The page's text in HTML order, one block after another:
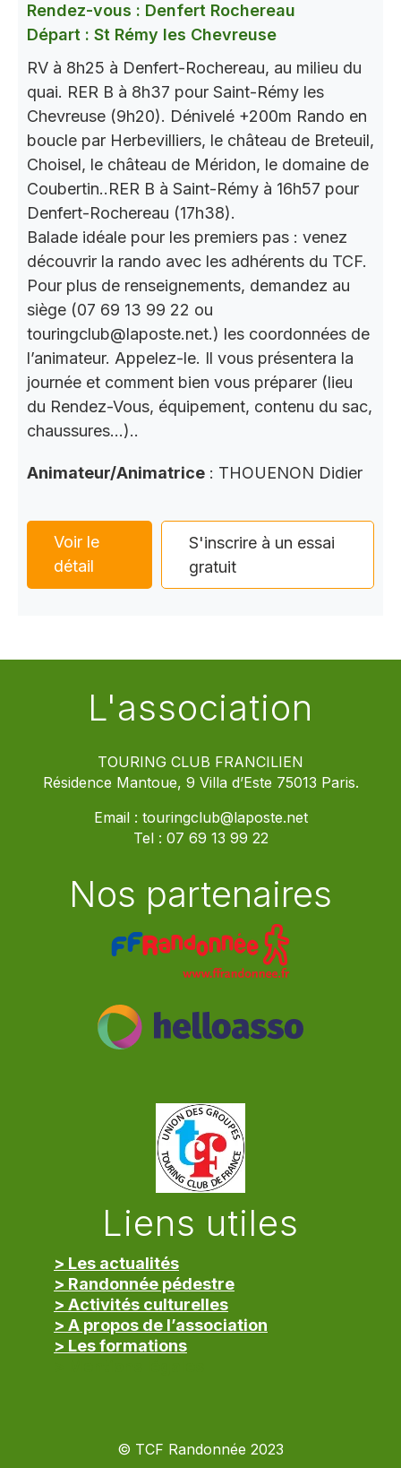
Rendez-vous : Denfert Rochereau
Départ : St Rémy les Chevreuse
RV à 8h25 à Denfert-Rochereau, au milieu du
quai. RER B à 8h37 pour Saint-Rémy les
Chevreuse (9h20). Dénivelé +200m Rando en
boucle par Herbevilliers, le château de Breteuil,
Choisel, le château de Méridon, le domaine de
Coubertin..RER B à Saint-Rémy à 16h57 pour
Denfert-Rochereau (17h38).
Balade idéale pour les premiers pas : venez
découvrir la rando avec les adhérents du TCF.
Pour plus de renseignements, demandez au
siège (07 69 13 99 22 ou
touringclub@laposte.net.) les coordonnées de
l’animateur. Appelez-le. Il vous présentera la
journée et comment bien vous préparer (lieu
du Rendez-Vous, équipement, contenu du sac,
chaussures…)..
Animateur/Animatrice : THOUENON Didier
Voir le
détail
S'inscrire à un essai
gratuit
L'association
TOURING CLUB FRANCILIEN
Résidence Mantoue, 9 Villa d’Este 75013 Paris.
Email : touringclub@laposte.net
Tel : 07 69 13 99 22
Nos partenaires
Liens utiles
> Les actualités
> Randonnée pédestre
> Activités culturelles
> A propos de l’association
> Les formations
© TCF Randonnée 2023